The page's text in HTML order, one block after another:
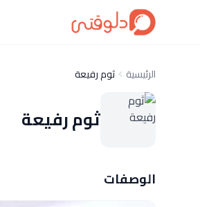
الرئيسية ثوم رفيعة
ثوم رفيعة
الوصفات